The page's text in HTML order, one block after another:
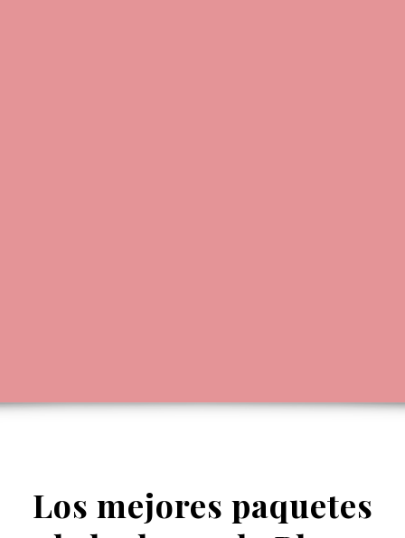
Los mejores paquetes